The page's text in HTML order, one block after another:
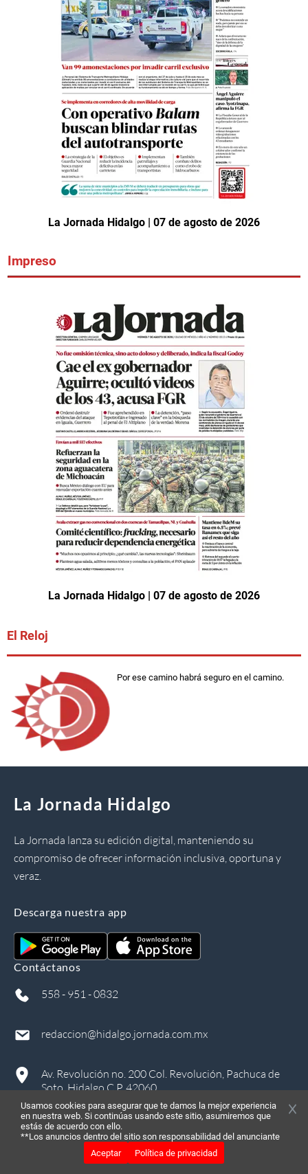
La Jornada Hidalgo | 07 de agosto de 2026
Impreso
La Jornada Hidalgo | 07 de agosto de 2026
El Reloj
Por ese camino habrá seguro en el camino.
La Jornada Hidalgo
La Jornada lanza su edición digital, manteniendo su
compromiso de ofrecer información inclusiva, oportuna y
veraz.
Descarga nuestra app
Contáctanos
558 - 951 - 0832
redaccion@hidalgo.jornada.com.mx
Av. Revolución no. 200 Col. Revolución, Pachuca de
Soto, Hidalgo C.P. 42060
2026, Todos los derechos reservados
Usamos cookies para asegurar que te damos la mejor experiencia
en nuestra web. Si continúas usando este sitio, asumiremos que
estás de acuerdo con ello.
**Los anuncios dentro del sitio son responsabilidad del anunciante
Aceptar
Política de privacidad